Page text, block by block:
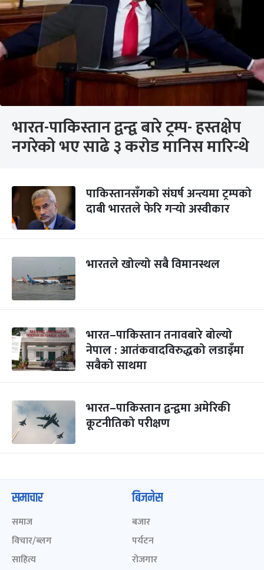
भारत-पाकिस्तान द्वन्द्व बारे ट्रम्प- हस्तक्षेप
नगरेको भए साढे ३ करोड मानिस मारिन्थे
पाकिस्तानसँगको संघर्ष अन्त्यमा ट्रम्पको
दाबी भारतले फेरि गर्‍यो अस्वीकार
भारतले खोल्यो सबै विमानस्थल
भारत–पाकिस्तान तनावबारे बोल्यो
नेपाल : आतंकवादविरुद्धको लडाइँमा
सबैको साथमा
भारत–पाकिस्तान द्वन्द्वमा अमेरिकी
कूटनीतिको परीक्षण
समाचार
समाज
विचार/ब्लग
साहित्य
बिजनेस
बजार
पर्यटन
रोजगार